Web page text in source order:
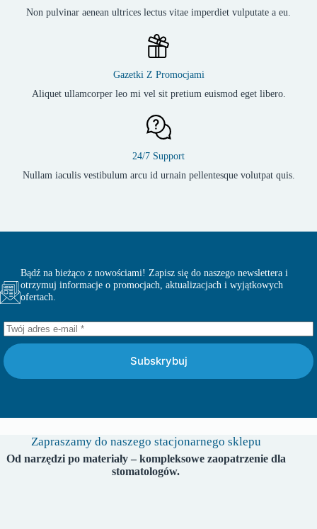
Non pulvinar aenean ultrices lectus vitae imperdiet vulputate a eu.
Gazetki Z Promocjami
Aliquet ullamcorper leo mi vel sit pretium euismod eget libero.
24/7 Support
Nullam iaculis vestibulum arcu id urnain pellentesque volutpat quis.
Bądź na bieżąco z nowościami! Zapisz się do naszego newslettera i
otrzymuj informacje o promocjach, aktualizacjach i wyjątkowych
ofertach.
Subskrybuj
Zapraszamy do naszego stacjonarnego sklepu
Od narzędzi po materiały – kompleksowe zaopatrzenie dla
stomatologów.